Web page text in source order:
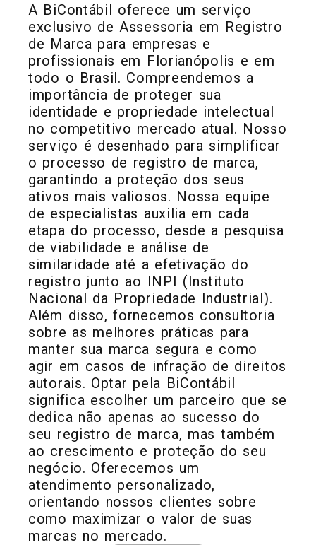
A BiContábil oferece um serviço
exclusivo de Assessoria em Registro
de Marca para empresas e
profissionais em Florianópolis e em
todo o Brasil. Compreendemos a
importância de proteger sua
identidade e propriedade intelectual
no competitivo mercado atual. Nosso
serviço é desenhado para simplificar
o processo de registro de marca,
garantindo a proteção dos seus
ativos mais valiosos. Nossa equipe
de especialistas auxilia em cada
etapa do processo, desde a pesquisa
de viabilidade e análise de
similaridade até a efetivação do
registro junto ao INPI (Instituto
Nacional da Propriedade Industrial).
Além disso, fornecemos consultoria
sobre as melhores práticas para
manter sua marca segura e como
agir em casos de infração de direitos
autorais. Optar pela BiContábil
significa escolher um parceiro que se
dedica não apenas ao sucesso do
seu registro de marca, mas também
ao crescimento e proteção do seu
negócio. Oferecemos um
atendimento personalizado,
orientando nossos clientes sobre
como maximizar o valor de suas
marcas no mercado.